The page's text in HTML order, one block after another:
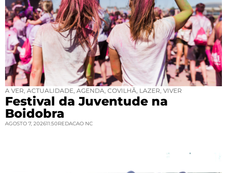
A VER ACTUALIDADE AGENDA COVILHÃ LAZER VIVER
Festival da Juventude na
Boidobra
AGOSTO 7, 202611:50REDACAO NC